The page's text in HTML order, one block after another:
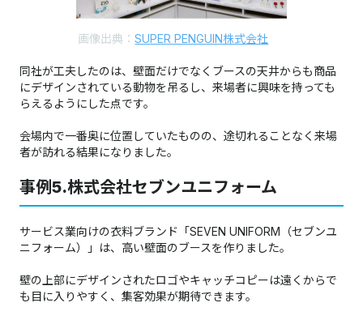
画像出典：SUPER PENGUIN株式会社
同社が工夫したのは、壁面だけでなくブースの天井からも商品
にデザインされている動物を吊るし、来場者に興味を持っても
らえるようにした点です。
会場内で一番奥に位置していたものの、途切れることなく来場
者が訪れる結果になりました。
事例5.株式会社セブンユニフォーム
サービス業向けの衣料ブランド「SEVEN UNIFORM（セブンユ
ニフォーム）」は、高い壁面のブースを作りました。
壁の上部にデザインされたロゴやキャッチコピーは遠くからで
も目に入りやすく、集客効果が期待できます。